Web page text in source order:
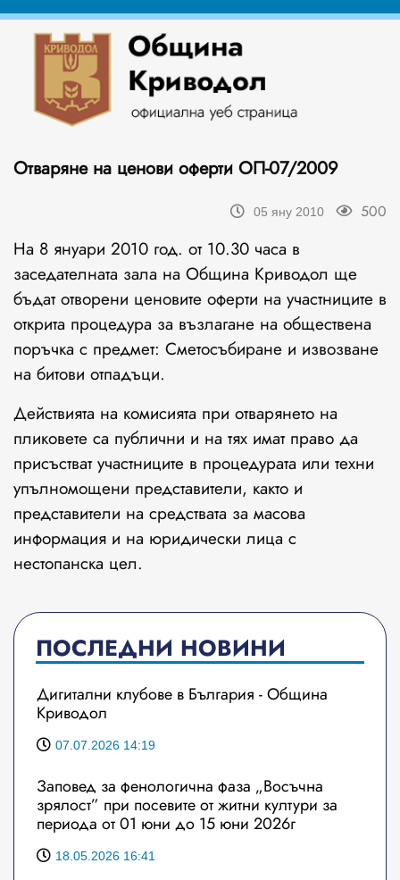
Отваряне на ценови оферти ОП-07/2009
05 яну 2010 500
На 8 януари 2010 год. от 10.30 часа в
заседателната зала на Община Криводол ще
бъдат отворени ценовите оферти на участниците в
открита процедура за възлагане на обществена
поръчка с предмет: Сметосъбиране и извозване
на битови отпадъци.
Действията на комисията при отварянето на
пликовете са публични и на тях имат право да
присъстват участниците в процедурата или техни
упълномощени представители, както и
представители на средствата за масова
информация и на юридически лица с
нестопанска цел.
ПОСЛЕДНИ НОВИНИ
Дигитални клубове в България - Община
Криводол
07.07.2026 14:19
Заповед за фенологична фаза „Восъчна
зрялост” при посевите от житни култури за
периода от 01 юни до 15 юни 2026г
18.05.2026 16:41